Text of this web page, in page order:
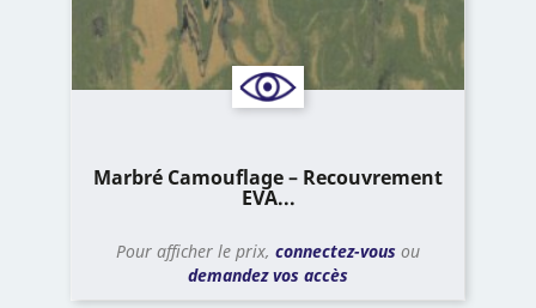
Marbré Camouflage – Recouvrement
EVA...
Pour afficher le prix, connectez-vous ou
demandez vos accès